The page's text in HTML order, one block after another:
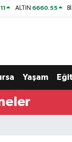
ALTIN 6660.55
Yaşam